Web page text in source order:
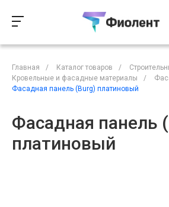
Главная / Каталог товаров /
Кровельные и фасадные материалы
/
Фасадная панель (Burg) платиновый
Фасадная панель
платиновый